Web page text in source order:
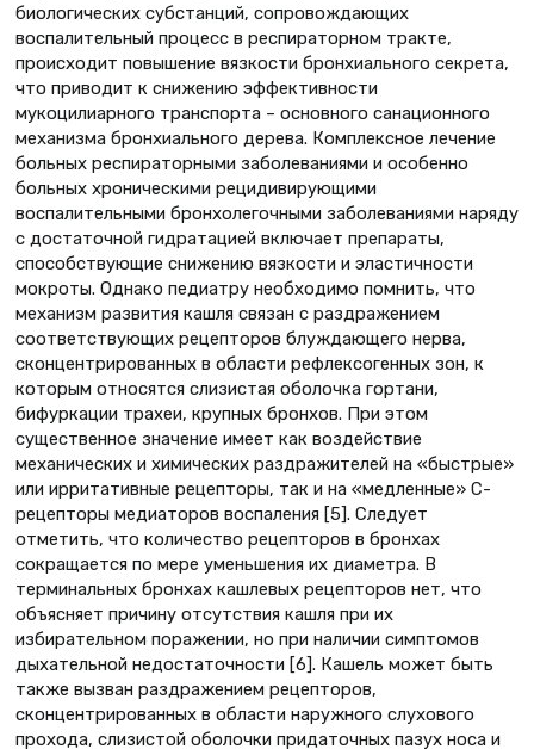
биологических субстанций, сопровождающих
воспалительный процесс в респираторном тракте,
происходит повышение вязкости бронхиального секрета,
что приводит к снижению эффективности
мукоцилиарного транспорта – основного санационного
механизма бронхиального дерева. Комплексное лечение
больных респираторными заболеваниями и особенно
больных хроническими рецидивирующими
воспалительными бронхолегочными заболеваниями наряду
с достаточной гидратацией включает препараты,
способствующие снижению вязкости и эластичности
мокроты. Однако педиатру необходимо помнить, что
механизм развития кашля связан с раздражением
соответствующих рецепторов блуждающего нерва,
сконцентрированных в области рефлексогенных зон, к
которым относятся слизистая оболочка гортани,
бифуркации трахеи, крупных бронхов. При этом
существенное значение имеет как воздействие
механических и химических раздражителей на «быстрые»
или ирритативные рецепторы, так и на «медленные» С-
рецепторы медиаторов воспаления [5]. Следует
отметить, что количество рецепторов в бронхах
сокращается по мере уменьшения их диаметра. В
терминальных бронхах кашлевых рецепторов нет, что
объясняет причину отсутствия кашля при их
избирательном поражении, но при наличии симптомов
дыхательной недостаточности [6]. Кашель может быть
также вызван раздражением рецепторов,
сконцентрированных в области наружного слухового
прохода, слизистой оболочки придаточных пазух носа и